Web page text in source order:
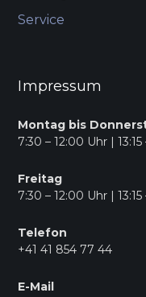
Service
Impressum
Montag bis
7:30 – 12:00 Uhr |
Freitag
7:30 – 12:00 Uhr |
Telefon
+41 41 854 77 44
E-Mail